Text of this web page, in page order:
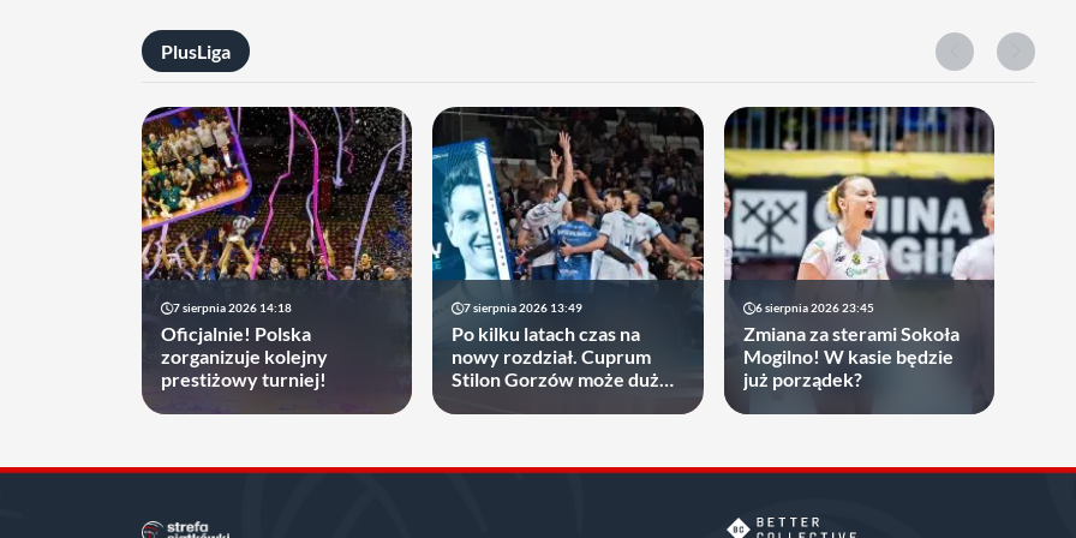
PlusLiga
7 sierpnia 2026 14:18
Oficjalnie! Polska
zorganizuje kolejny
prestiżowy turniej!
7 sierpnia 2026 13:49
Po kilku latach czas na
nowy rozdział. Cuprum
Stilon Gorzów może dużo
6 sierpnia 2026 23:45
Zmiana za sterami Sokoła
Mogilno! W kasie będzie
już porządek?